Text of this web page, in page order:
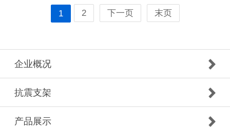
1 2 下一页 末页
企业概况
抗震支架
产品展示